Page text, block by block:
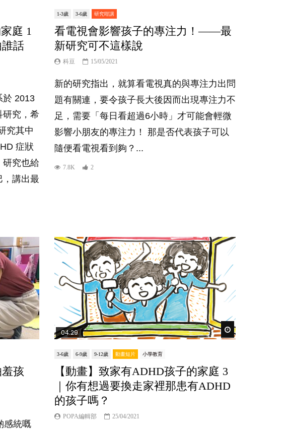
庭 1
誰話
於 2013
研究，希
究其中
症狀
研究也給
，講出最
1-3歲 3-6歲 研究咁講
看電視會影響孩子的專注力！——最
新研究可不這樣說
科豆 15/05/2021
新的研究指出，就算看電視真的與專注力出問
題有關連，要令孩子長大後因而出現專注力不
足，需要「每日看超過6小時」才可能會輕微
影響小朋友的專注力！ 那是否代表孩子可以
隨便看電視看到夠？...
7.8K 2
孩
感統嘅
Watch Later
04:29
3-6歲 6-9歲 9-12歲 動畫短片 小學教育
【動畫】致家有ADHD孩子的家庭 3
｜你有想過要換走家裡那患有ADHD
的孩子嗎？
POPA編輯部 25/04/2021